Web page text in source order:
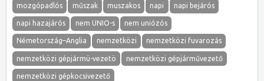
mozgópadlós műszak muszakos napi napi bejárós
napi hazajárós nem UNIO-s nem uniózós
Németország–Anglia nemzetközi nemzetközi fuvarozás
nemzetközi gépjármü-vezetö nemzetközi gépjárművezető
nemzetközi gépkocsivezető